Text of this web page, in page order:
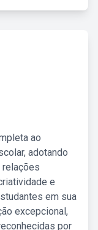
ao
adotando
e
em sua
excepcional,
por